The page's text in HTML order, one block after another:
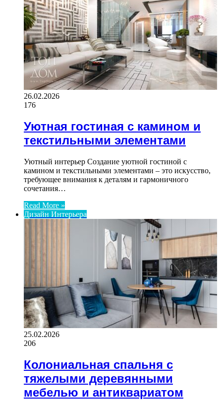
26.02.2026
176
Уютная гостиная с камином и
текстильными элементами
Уютный интерьер Создание уютной гостиной с
камином и текстильными элементами – это искусство,
требующее внимания к деталям и гармоничного
сочетания…
Read More »
Дизайн Интерьера
25.02.2026
206
Колониальная спальня с
тяжелыми деревянными
мебелью и антиквариатом